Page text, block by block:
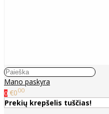
Mano paskyra
0 €000
Prekių krepšelis tuščias!